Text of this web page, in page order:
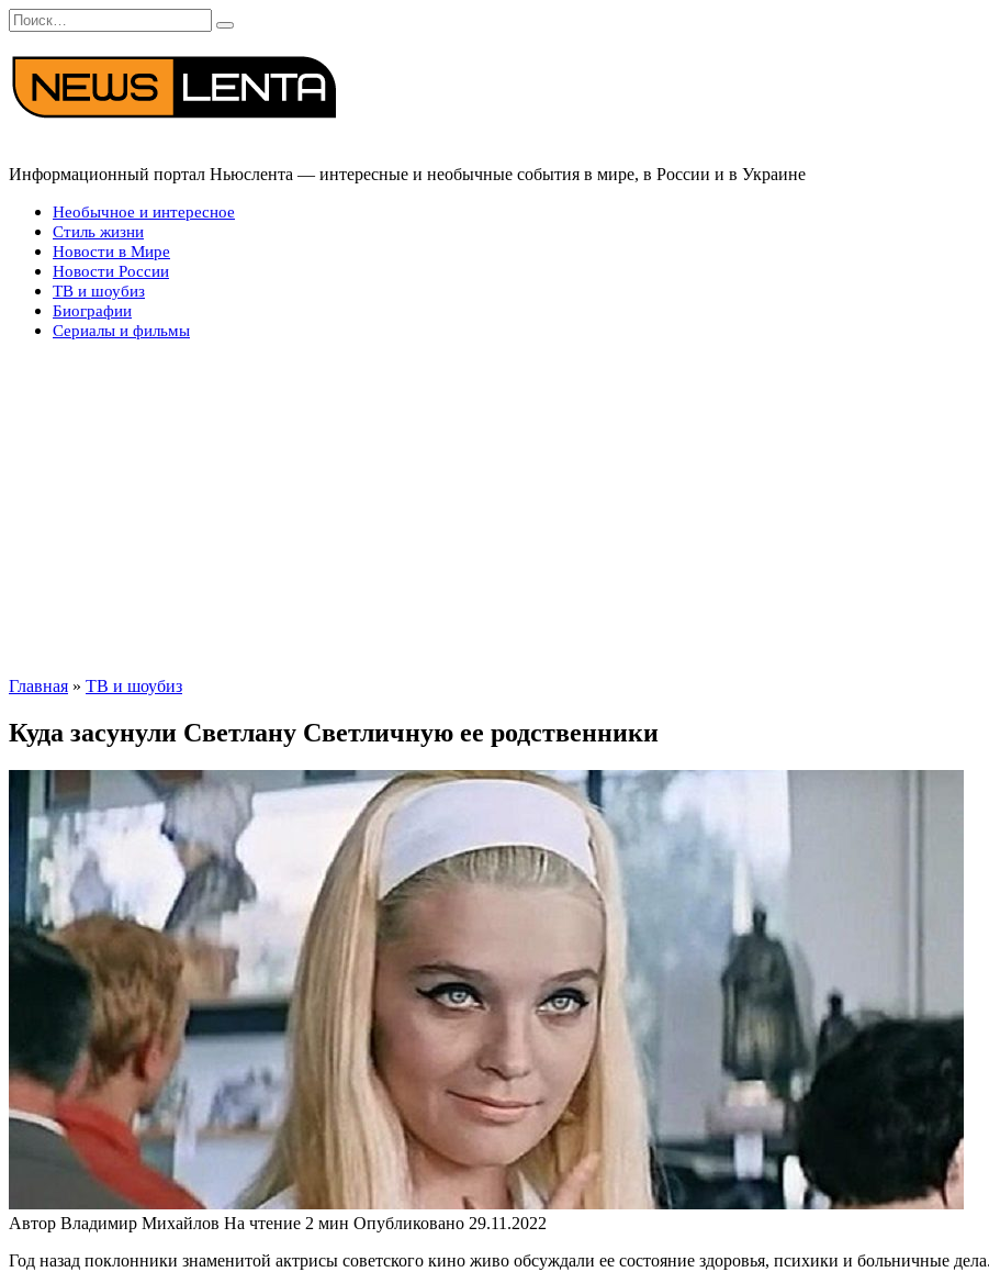
Перейти
к
содержанию
Search
for:
Информационный портал Ньюслента — интересные и необычные события в мире, в России и в Украине
Необычное и интересное
Стиль жизни
Новости в Мире
Новости России
ТВ и шоубиз
Биографии
Сериалы и фильмы
Главная » ТВ и шоубиз
Куда засунули Светлану Светличную ее родственники
Автор Владимир Михайлов На чтение 2 мин Опубликовано 29.11.2022
Год назад поклонники знаменитой актрисы советского кино живо обсуждали ее состояние здоровья, психики и больничные